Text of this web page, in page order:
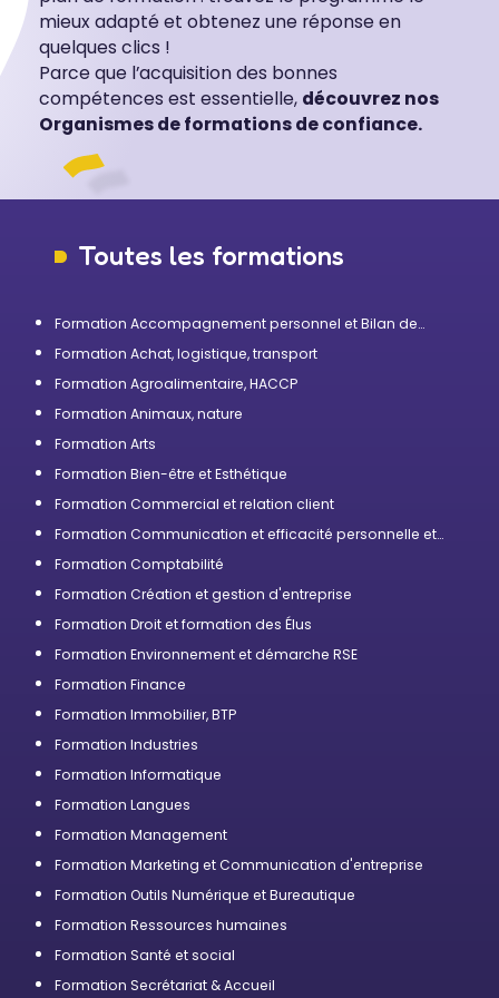
mieux adapté et obtenez une réponse en
quelques clics !
Parce que l’acquisition des bonnes
compétences est essentielle, découvrez nos
Organismes de formations de confiance.
Toutes les formations
Formation Accompagnement personnel et Bilan de
Formation Achat, logistique, transport
Formation Agroalimentaire, HACCP
Formation Animaux, nature
Formation Arts
Formation Bien-être et Esthétique
Formation Commercial et relation client
Formation Communication et efficacité personnelle et
Formation Comptabilité
Formation Création et gestion d'entreprise
Formation Droit et formation des Élus
Formation Environnement et démarche RSE
Formation Finance
Formation Immobilier, BTP
Formation Industries
Formation Informatique
Formation Langues
Formation Management
Formation Marketing et Communication d'entreprise
Formation Outils Numérique et Bureautique
Formation Ressources humaines
Formation Santé et social
Formation Secrétariat & Accueil